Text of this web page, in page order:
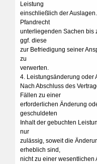
Leistung
einschließlich der
Pfandrecht
unterliegenden Sachen bis
ggf. diese
zur Befriedigung seiner
zu
verwerten.
4. Leistungsänderung oder
Nach Abschluss des
Fällen zu einer
erforderlichen Änderung
geschuldeten
Inhalt der gebuchten
nur
zulässig, soweit die
erheblich sind,
nicht zu einer wesentlichen